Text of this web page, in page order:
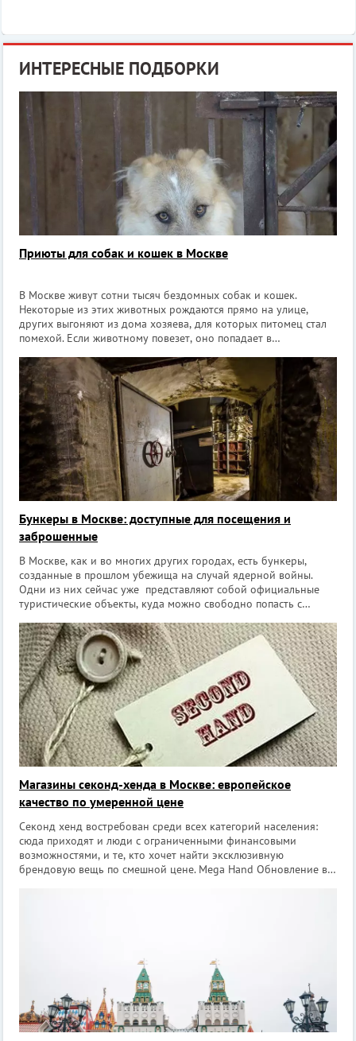
ИНТЕРЕСНЫЕ ПОДБОРКИ
Приюты для собак и кошек в Москве
В Москве живут сотни тысяч бездомных собак и кошек.
Некоторые из этих животных рождаются прямо на улице,
других выгоняют из дома хозяева, для которых питомец стал
помехой. Если животному повезет, оно попадает в
за ним и активно искать ему
Бункеры в Москве: доступные для посещения и
заброшенные
В Москве, как и во многих других городах, есть бункеры,
созданные в прошлом убежища на случай ядерной войны.
Одни из них сейчас уже представляют собой официальные
туристические объекты, куда можно свободно попасть с
попасть легально не пред
Магазины секонд-хенда в Москве: европейское
качество по умеренной цене
Секонд хенд востребован среди всех категорий населения:
сюда приходят и люди с ограниченными финансовыми
возможностями, и те, кто хочет найти эксклюзивную
брендовую вещь по смешной цене. Mega Hand Обновление в